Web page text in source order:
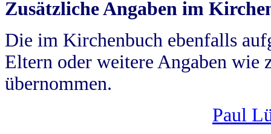
Zusätzliche Angaben im
Die im Kirchenbuch ebenfalls
Eltern oder weitere Angaben wie
übernommen.
Paul